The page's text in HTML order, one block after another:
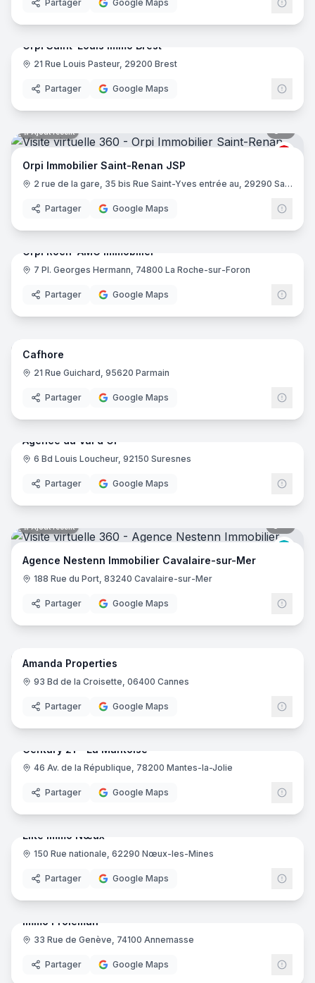
Partager Google Maps
Orpi Saint-Louis Immo Brest
21 Rue Louis Pasteur, 29200 Brest
Partager Google Maps
ORPI
Ajout récent
Orpi Immobilier Saint-Renan JSP
2 rue de la gare, 35 bis Rue Saint-Yves entrée au, 29290 Saint-Renan
Partager Google Maps
13
Orpi Roch' AMG Immobilier
7 Pl. Georges Hermann, 74800 La Roche-sur-Foron
Partager Google Maps
6
Cafhore
21 Rue Guichard, 95620 Parmain
Partager Google Maps
Agence du Val d'Or
6 Bd Louis Loucheur, 92150 Suresnes
Partager Google Maps
Ajout récent
Agence Nestenn Immobilier Cavalaire-sur-Mer
188 Rue du Port, 83240 Cavalaire-sur-Mer
Partager Google Maps
5
Amanda Properties
93 Bd de la Croisette, 06400 Cannes
Partager Google Maps
Century 21 - La Mantoise
46 Av. de la République, 78200 Mantes-la-Jolie
Partager Google Maps
Elite Immo Nœux
150 Rue nationale, 62290 Nœux-les-Mines
Partager Google Maps
10
Immo Proléman
33 Rue de Genève, 74100 Annemasse
Partager Google Maps